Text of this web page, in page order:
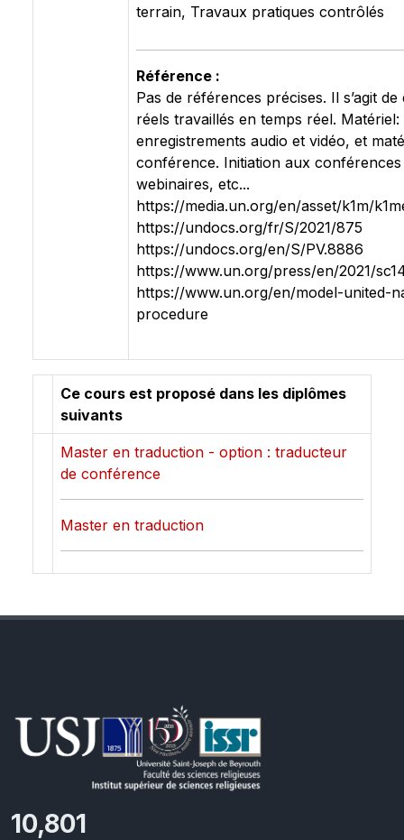
terrain, Travaux pratiques contrôlés
Référence :
Pas de références précises. Il s’agit
réels travaillés en temps réel. Matériel:
enregistrements audio et vidéo, et
conférence. Initiation aux conférences
webinaires, etc...
https://media.un.org/en/asset/k1m/
https://undocs.org/fr/S/2021/875
https://undocs.org/en/S/PV.8886
https://www.un.org/press/en/2021/
https://www.un.org/en/model-united-
procedure
Ce cours est proposé dans les diplômes
suivants
Master en traduction - option : traducteur
de conférence
Master en traduction
11,727